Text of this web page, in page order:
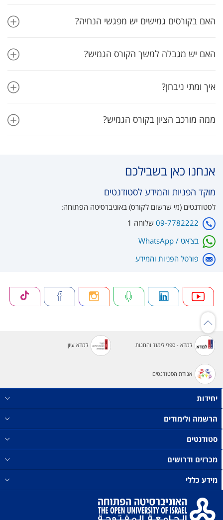
האם בקורסים גמישים יש מפגשי הנחיה?
האם יש מגבלה למשך הקורס הגמיש?
איך ומתי ניבחן?
ממה מורכב הציון בקורס הגמיש?
אנחנו כאן בשבילכם
מוקד הפניות והמידע לסטודנטים
לסטודנטים (מי שרשום לקורס) באוניברסיטה הפתוחה:
09-7782222 שלוחה 1
בצ'אט / WhatsApp
פורטל הפניות והמידע
למדא - ספרי לימוד והחנות למדא עיון
אגודת הסטודנטים
יחידות
הרשמה ולימודים
סטודנטים
מכרזים ודרושים
מידע כללי